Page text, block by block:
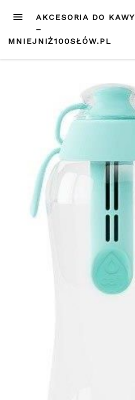
treści
MENU
AKCESORIA DO KAWY
–
MNIEJNIŻ100SŁÓW.PL